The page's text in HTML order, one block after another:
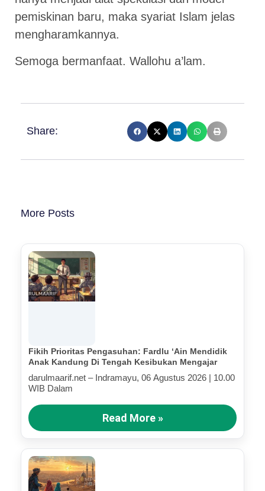
pemiskinan baru, maka syariat Islam jelas
mengharamkannya.
Semoga bermanfaat. Wallohu a’lam.
Share:
More Posts
Fikih Prioritas Pengasuhan: Fardlu ‘Ain Mendidik
Anak Kandung Di Tengah Kesibukan Mengajar
darulmaarif.net – Indramayu, 06 Agustus 2026 | 10.00
WIB Dalam
Read More »